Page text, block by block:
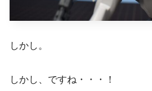
しかし。
しかし、ですね・・・！